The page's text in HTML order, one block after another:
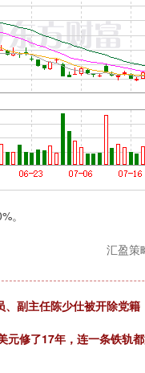
。
汇盈策
副主任陈少仕被开除党籍
元修了17年，连一条铁轨